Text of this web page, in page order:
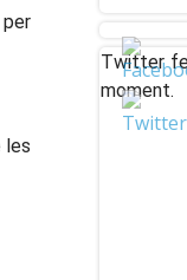
les
Twitter
moment.